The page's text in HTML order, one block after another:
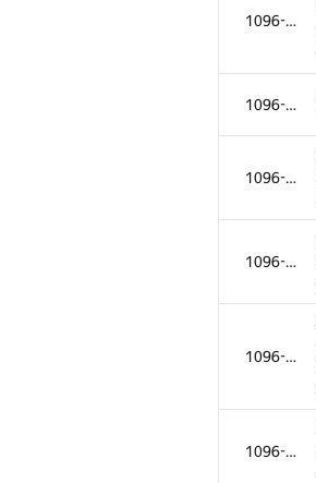
1096-1309
1096-1309
1096-1309
1096-1309
1096-1309
1096-1309